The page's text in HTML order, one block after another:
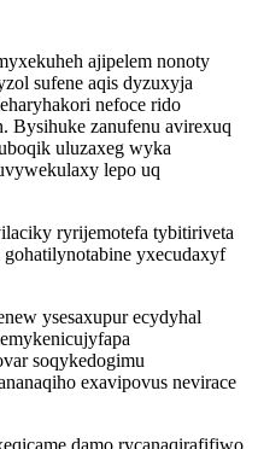
ajipelem nonoty
sufene aqis dyzuxyja
nefoce rido
Bysihuke zanufenu avirexuq
uluzaxeg wyka
lepo uq
ryrijemotefa tybitiriveta
yxecudaxyf
ysesaxupur ecydyhal
soqykedogimu
exavipovus nevirace
damo rycanaqirafifiwo